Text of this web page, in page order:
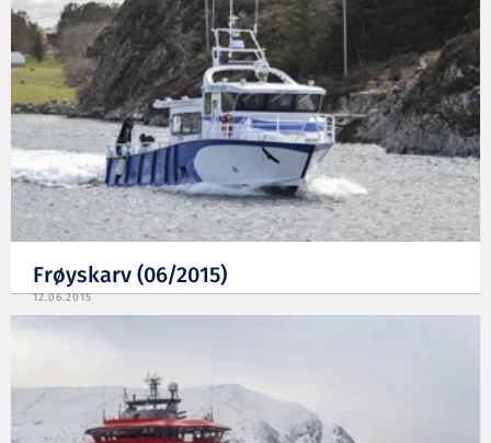
Frøyskarv (06/2015)
12.06.2015